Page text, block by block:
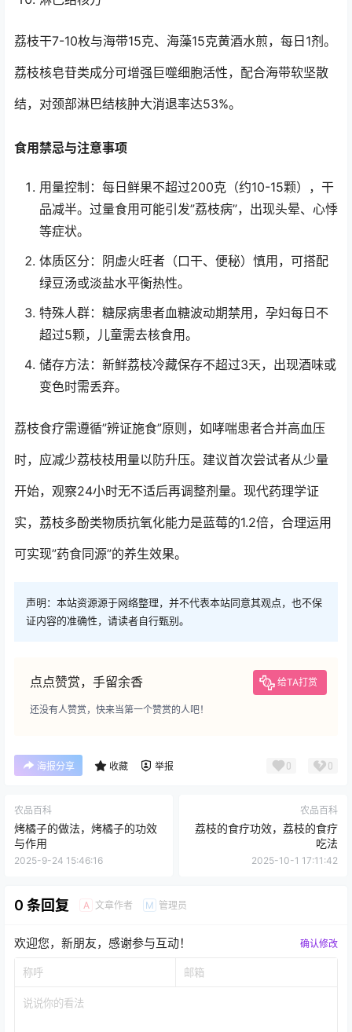
荔枝干7-10枚与海带15克、海藻15克黄酒水煎，每日1剂。
荔枝核皂苷类成分可增强巨噬细胞活性，配合海带软坚散
结，对颈部淋巴结核肿大消退率达53%。
食用禁忌与注意事项
用量控制：每日鲜果不超过200克（约10-15颗），干
品减半。过量食用可能引发”荔枝病”，出现头晕、心悸
等症状。
体质区分：阴虚火旺者（口干、便秘）慎用，可搭配
绿豆汤或淡盐水平衡热性。
特殊人群：糖尿病患者血糖波动期禁用，孕妇每日不
超过5颗，儿童需去核食用。
储存方法：新鲜荔枝冷藏保存不超过3天，出现酒味或
变色时需丢弃。
荔枝食疗需遵循”辨证施食”原则，如哮喘患者合并高血压
时，应减少荔枝枝用量以防升压。建议首次尝试者从少量
开始，观察24小时无不适后再调整剂量。现代药理学证
实，荔枝多酚类物质抗氧化能力是蓝莓的1.2倍，合理运用
可实现”药食同源”的养生效果。
声明：本站资源源于网络整理，并不代表本站同意其观点，也不保
证内容的准确性，请读者自行甄别。
点点赞赏，手留余香 给TA打赏
还没有人赞赏，快来当第一个赞赏的人吧！
海报分享 收藏 举报 0 0
农品百科
烤橘子的做法，烤橘子的功效
与作用
2025-9-24 15:46:16
农品百科
荔枝的食疗功效，荔枝的食疗
吃法
2025-10-1 17:11:42
0 条回复 A 文章作者 M 管理员
欢迎您，新朋友，感谢参与互动！ 确认修改